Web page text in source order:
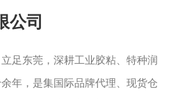
公司
足东莞，深耕工业胶粘、特种润
年，是集国际品牌代理、现货仓